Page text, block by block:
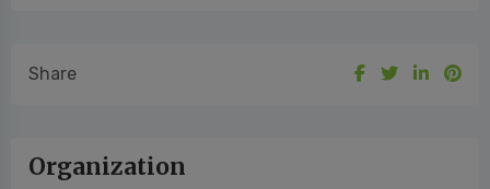
Share
Organization